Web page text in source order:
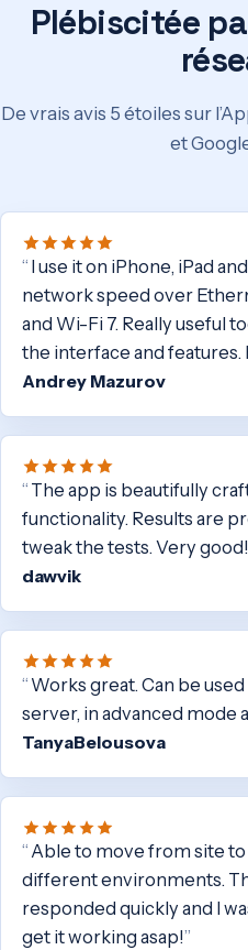
Plébiscitée
De vrais avis 5 étoiles sur
et
I use it on iPhone, iPad
network speed over
and Wi-Fi 7. Really useful
the interface and
Andrey Mazurov
The app is beautifully
functionality. Results are
tweak the tests. Very good!
dawvik
Works great. Can be
server, in advanced mode
TanyaBelousova
Able to move from site
different environments.
responded quickly and I
get it working asap!